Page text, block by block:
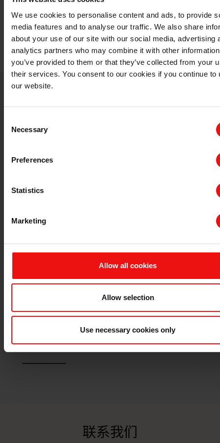
We use cookies to personalise content and ads, to provide
media features and to analyse our traffic. We also share
about your use of our site with our social media, advertising
analytics partners who may combine it with other
you’ve provided to them or that they’ve collected from your
their services. You consent to our cookies if you continue to
our website.
Selection
Necessary
Preferences
Statistics
Marketing
Allow all cookies
Allow selection
Use necessary cookies only
性（在模具、造型和复制、厨具等中必不可少的性能）。
有机硅弹性体对人体无害，并且耐受灭菌过程所需的高
温，使其成为医疗应用（皮肤接触、医疗器械、长期植入
物等）的理想选择。
联系我们